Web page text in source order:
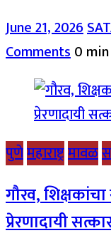
June 21, 2026
Comments0
पुणेमहाराष्ट्रमावळ
गौरव, शिक्षकांचा
प्रेरणादायी